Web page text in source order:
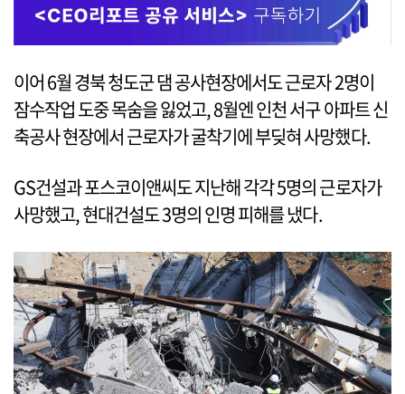
이어 6월 경북 청도군 댐 공사현장에서도 근로자 2명이
잠수작업 도중 목숨을 잃었고, 8월엔 인천 서구 아파트 신
축공사 현장에서 근로자가 굴착기에 부딪혀 사망했다.
GS건설과 포스코이앤씨도 지난해 각각 5명의 근로자가
사망했고, 현대건설도 3명의 인명 피해를 냈다.